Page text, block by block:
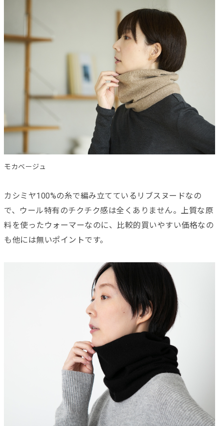
モカベージュ
カシミヤ100%の糸で編み立てているリブスヌードなの
で、ウール特有のチクチク感は全くありません。上質な原
料を使ったウォーマーなのに、比較的買いやすい価格なの
も他には無いポイントです。